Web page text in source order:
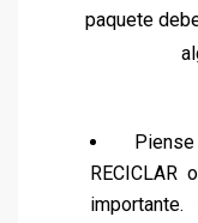
paquete
RECICLAR